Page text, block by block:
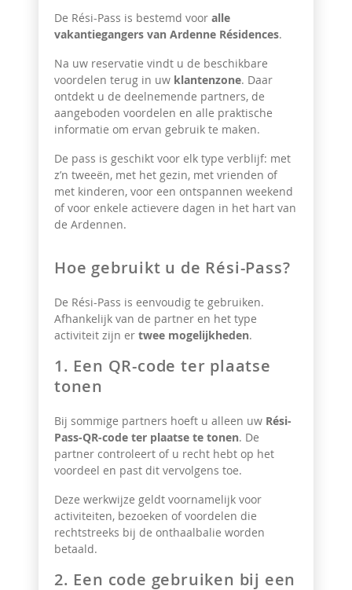
De Rési-Pass is bestemd voor alle
vakantiegangers van Ardenne Résidences.
Na uw reservatie vindt u de beschikbare
voordelen terug in uw klantenzone. Daar
ontdekt u de deelnemende partners, de
aangeboden voordelen en alle praktische
informatie om ervan gebruik te maken.
De pass is geschikt voor elk type verblijf: met
z’n tweeën, met het gezin, met vrienden of
met kinderen, voor een ontspannen weekend
of voor enkele actievere dagen in het hart van
de Ardennen.
Hoe gebruikt u de Rési-Pass?
De Rési-Pass is eenvoudig te gebruiken.
Afhankelijk van de partner en het type
activiteit zijn er twee mogelijkheden.
1. Een QR-code ter plaatse
tonen
Bij sommige partners hoeft u alleen uw Rési-
Pass-QR-code ter plaatse te tonen. De
partner controleert of u recht hebt op het
voordeel en past dit vervolgens toe.
Deze werkwijze geldt voornamelijk voor
activiteiten, bezoeken of voordelen die
rechtstreeks bij de onthaalbalie worden
betaald.
2. Een code gebruiken bij een